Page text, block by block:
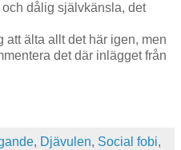
dålig självkänsla, det
älta allt det här igen, men
det där inlägget från
, Djävulen, Social fobi,